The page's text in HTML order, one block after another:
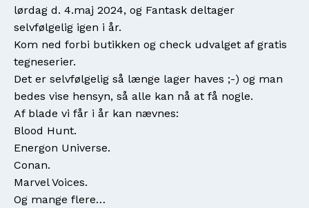
lørdag d. 4.maj 2024, og Fantask deltager
selvfølgelig igen i år.
Kom ned forbi butikken og check udvalget af gratis
tegneserier.
Det er selvfølgelig så længe lager haves ;-) og man
bedes vise hensyn, så alle kan nå at få nogle.
Af blade vi får i år kan nævnes:
Blood Hunt.
Energon Universe.
Conan.
Marvel Voices.
Og mange flere…